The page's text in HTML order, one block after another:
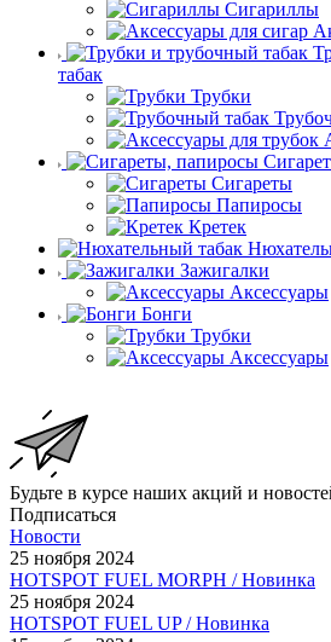
Сигариллы
табак
Трубки
Сигареты
Папиросы
Кретек
Зажигалки
Аксессуары
Бонги
Трубки
Аксессуары
Будьте в курсе наших акций и
Подписаться
Новости
25 ноября 2024
HOTSPOT FUEL MORPH / Новинка
25 ноября 2024
HOTSPOT FUEL UP / Новинка